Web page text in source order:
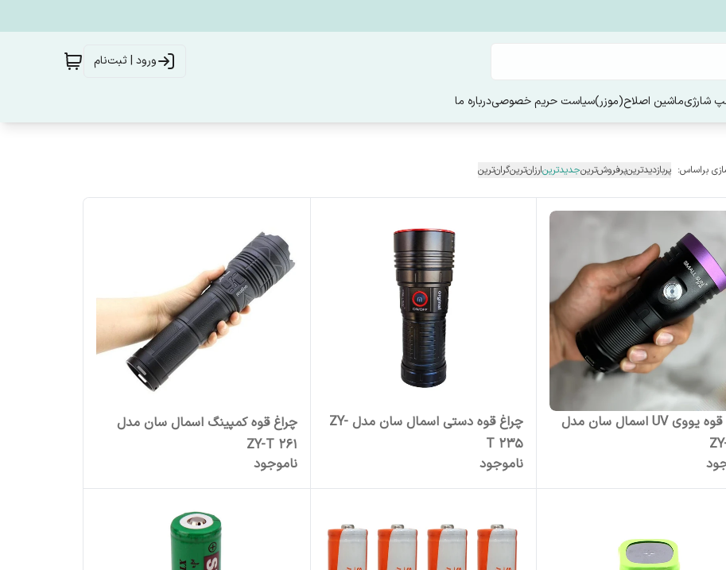
ورود | ثبت‌نام
شارژیماشین اصلاح(موزر)سیاست حریم خصوصیدرباره ما
براساس: پربازدیدترینپرفروش‌ترینجدیدترینارزان‌ترینگران‌ترین
چراغ قوه یووی UV اسمال سان مدل
چراغ قوه دستی اسمال سان مدل ZY-
T 235
ناموجود
چراغ قوه کمپینگ اسمال سان مدل
ZY-T 261
ناموجود